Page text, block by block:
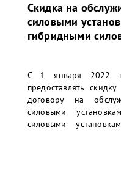
Скидка на
силовыми
гибридными
С 1 января 2022
предоставлять
договору на
силовыми
силовыми
по планомерному